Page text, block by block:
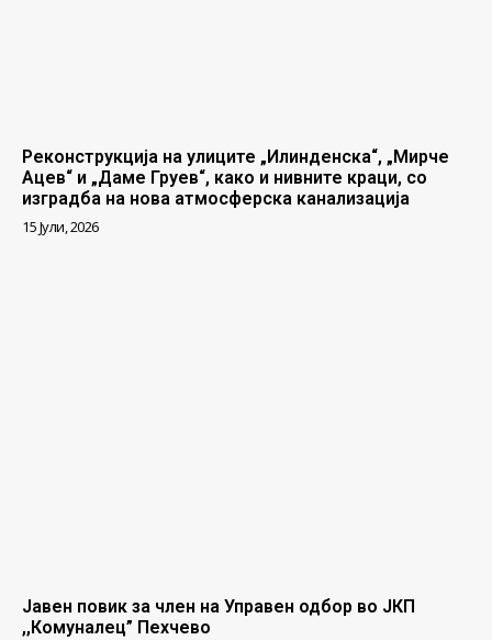
Реконструкција на улиците „Илинденска“, „Мирче
Ацев“ и „Даме Груев“, како и нивните краци, со
изградба на нова атмосферска канализација
15 Јули, 2026
Јавен повик за член на Управен одбор во ЈКП
,,Комуналец” Пехчево